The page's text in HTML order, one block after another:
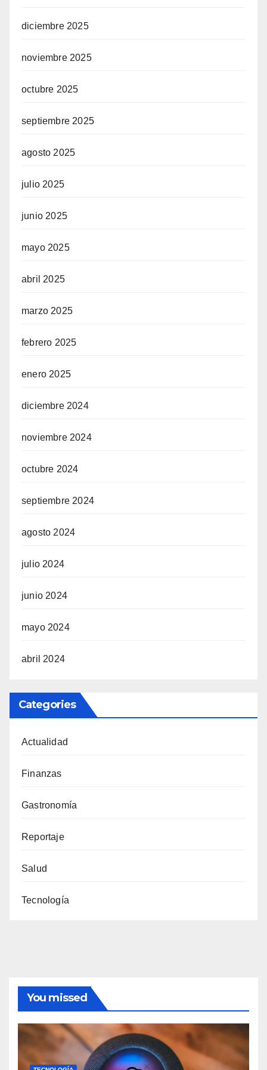
diciembre 2025
noviembre 2025
octubre 2025
septiembre 2025
agosto 2025
julio 2025
junio 2025
mayo 2025
abril 2025
marzo 2025
febrero 2025
enero 2025
diciembre 2024
noviembre 2024
octubre 2024
septiembre 2024
agosto 2024
julio 2024
junio 2024
mayo 2024
abril 2024
Categories
Actualidad
Finanzas
Gastronomía
Reportaje
Salud
Tecnología
You missed